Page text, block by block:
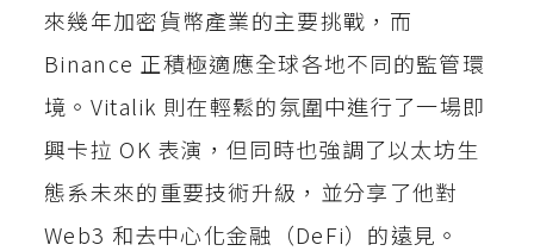
來幾年加密貨幣產業的主要挑戰，而
Binance 正積極適應全球各地不同的監管環
境。Vitalik 則在輕鬆的氛圍中進行了一場即
興卡拉 OK 表演，但同時也強調了以太坊生
態系未來的重要技術升級，並分享了他對
Web3 和去中心化金融（DeFi）的遠見。